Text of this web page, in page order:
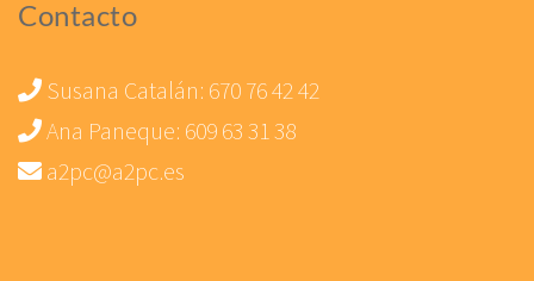
Contacto
Susana Catalán: 670 76 42 42
Ana Paneque: 609 63 31 38
a2pc@a2pc.es